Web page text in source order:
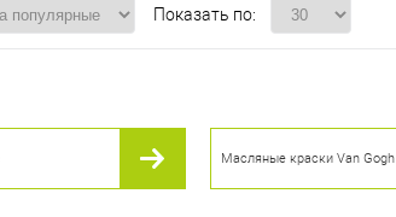
Показать по:
Масляные краски Van Gogh